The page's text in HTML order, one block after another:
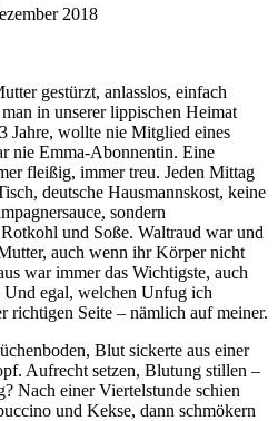
2018
gestürzt, anlasslos, einfach
in unserer lippischen Heimat
Jahre, wollte nie Mitglied eines
nie Emma-Abonnentin. Eine
fleißig, immer treu. Jeden Mittag
deutsche Hausmannskost, keine
sondern
und Soße. Waltraud war und
auch wenn ihr Körper nicht
war immer das Wichtigste, auch
egal, welchen Unfug ich
richtigen Seite – nämlich auf meiner.
Blut sickerte aus einer
Aufrecht setzen, Blutung stillen –
Nach einer Viertelstunde schien
und Kekse, dann schmökern